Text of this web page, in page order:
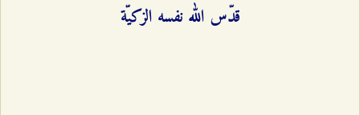
قدّس الله نفسه الزكيّة